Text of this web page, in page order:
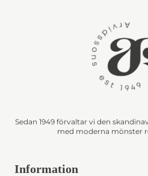
Sedan 1949 förvaltar vi den
med moderna mönster
Information